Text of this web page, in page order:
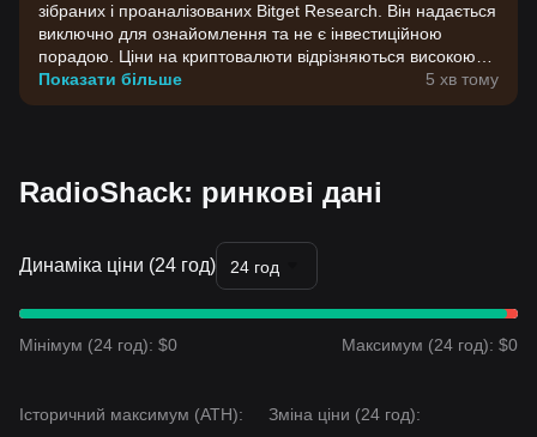
зібраних і проаналізованих Bitget Research. Він надається
виключно для ознайомлення та не є інвестиційною
порадою. Ціни на криптовалюти відрізняються високою
волатильністю. Приймайте інвестиційні рішення,
враховуючи власну готовність до ризику.
Показати більше 5 хв тому
RadioShack: ринкові дані
Динаміка ціни (24 год) 24 год
Мінімум (24 год): $0 Максимум (24 год): $0
Історичний максимум (ATH):
Зміна ціни (24 год):